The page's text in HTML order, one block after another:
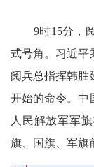
9时15分，阅
式号角。习近平
阅兵总指挥韩胜
开始的命令。中
人民解放军军
旗、国旗、军旗